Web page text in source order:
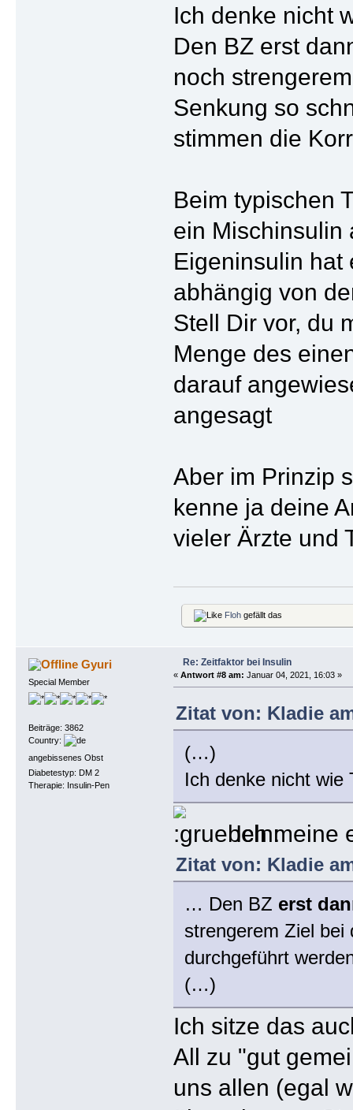
Ich denke nicht
Den BZ erst
noch
Senkung so
stimmen die
Beim typischen
ein Mischinsulin
Eigeninsulin hat
abhängig von
Stell Dir vor, du
Menge des
darauf
angesagt
Aber im Prinzip
kenne ja deine
vieler Ärzte und
Flohgefällt das
Gyuri
Special Member
Beiträge: 3862
Country:
angebissenes Obst
Diabetestyp: DM 2
Therapie: Insulin-Pen
Re: Zeitfaktor bei Insulin
« Antwort #8 am: Januar 04, 2021, 16:03 »
Zitat von: Kladie
(…)
Ich denke nicht
Ich meine
Zitat von: Kladie
… Den BZ erst
strengerem Ziel bei
durchgeführt
(…)
Ich sitze das
All zu "gut
uns allen (egal